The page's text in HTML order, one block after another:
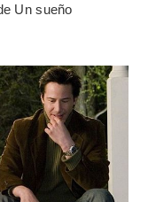
Un sueño